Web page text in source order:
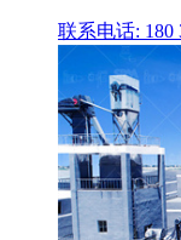
联系电话: 180